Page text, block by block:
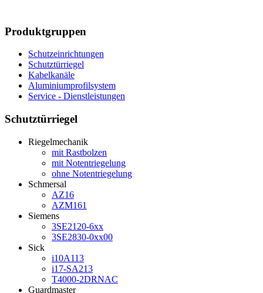
Produktgruppen
Schutzeinrichtungen
Schutztürriegel
Kabelkanäle
Aluminiumprofilsystem
Service - Dienstleistungen
Schutztürriegel
Riegelmechanik
mit Rastbolzen
mit Notentriegelung
ohne Notentriegelung
Schmersal
AZ16
AZM161
Siemens
3SE2120-6xx
3SE2830-0xx00
Sick
i10A113
i17-SA213
T4000-2DRNAC
Guardmaster